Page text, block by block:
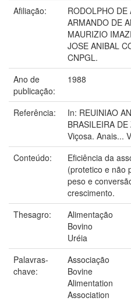
Afiliação:
RODOLPHO DE
ARMANDO DE
MAURIZIO
JOSE ANIBAL
CNPGL.
Ano de
publicação:
1988
Referência:
In: REUINIAO
BRASILEIRA
Viçosa. Anais...
Conteúdo:
Eficiência da
(protetico e não
peso e
crescimento.
Thesagro:
Alimentação
Bovino
Uréia
Palavras-
chave:
Associação
Bovine
Alimentation
Association